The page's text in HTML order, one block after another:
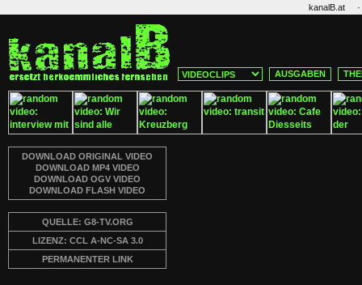
kanalB.at ·
AUSGABEN
DOWNLOAD ORIGINAL VIDEO
DOWNLOAD MP4 VIDEO
DOWNLOAD OGV VIDEO
DOWNLOAD FLASH VIDEO
QUELLE: G8-TV.ORG
LIZENZ: CCL A-NC-SA 3.0
PERMANENTER LINK